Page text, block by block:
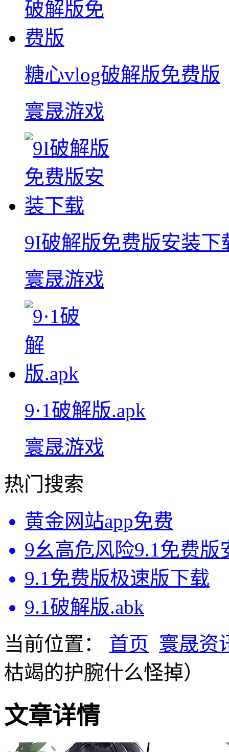
糖心vlog破解版免费版
寰晟游戏
9I破解版免费版安装下
寰晟游戏
9·1破解版.apk
寰晟游戏
热门搜索
黄金网站app免费
9幺高危风险9.1免费版
9.1免费版极速版下载
9.1破解版.abk
当前位置：
首页 寰晟资
枯竭的护腕什么怪掉）
文章详情